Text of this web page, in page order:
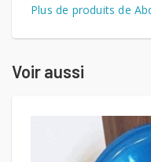
Plus de produits de
Voir aussi